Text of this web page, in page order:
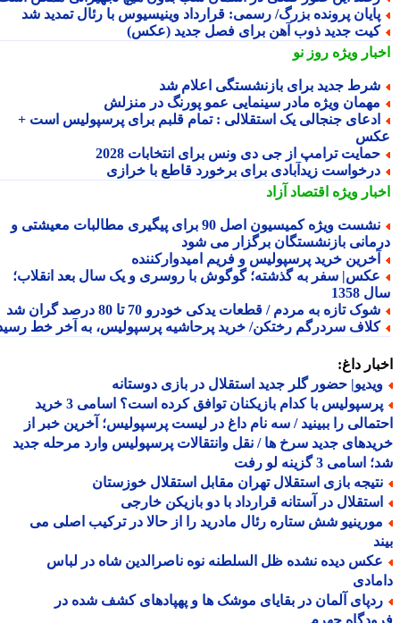
پرونده بزرگ/ رسمی: قرارداد وینیسیوس با رئال تمدید شد
جدید ذوب آهن برای فصل جدید (عکس)
ویژهروز نو
جدید برای بازنشستگی اعلام شد
ویژه مادر سینمایی عمو پورنگ در منزلش
جنجالی یک استقلالی : تمام قلبم برای پرسپولیس است +
ترامپ از جی دی ونس برای انتخابات 2028
زیدآبادی برای برخورد قاطع با خرازی
ویژهاقتصاد آزاد
نشست ویژه کمیسیون اصل 90 برای پیگیری مطالبات معیشتی و
بازنشستگان برگزار می شود
خرید پرسپولیس و فریم امیدوارکننده
سفر به گذشته؛ گوگوش با روسری و یک سال بعد انقلاب؛
1358
تازه به مردم / قطعات یدکی خودرو 70 تا 80 درصد گران شد
سردرگم رختکن/ خرید پرحاشیه پرسپولیس، به آخر خط رسید!
داغ:
حضور گلر جدید استقلال در بازی دوستانه
پرسپولیس با کدام بازیکنان توافق کرده است؟ اسامی 3 خرید
را ببینید / سه نام داغ در لیست پرسپولیس؛ آخرین خبر از
جدید سرخ ها / نقل وانتقالات پرسپولیس وارد مرحله جدید
3 گزینه لو رفت
بازی استقلال تهران مقابل استقلال خوزستان
در آستانه قرارداد با دو بازیکن خارجی
شش ستاره رئال مادرید را از حالا در ترکیب اصلی می
دیده نشده ظل السلطنه نوه ناصرالدین شاه در لباس
آلمان در بقایای موشک ها و پهپادهای کشف شده در